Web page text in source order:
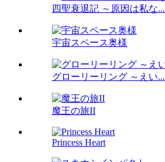
四聖衰退記 ～原因は私な...
宇宙スペース奥様
グローリーリング ～えい...
魔王の旅II
Princess Heart